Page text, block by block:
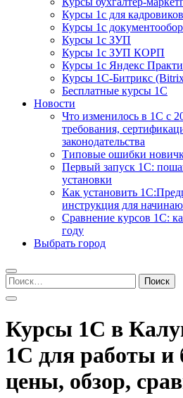
Курсы 1с для кадровиков
Курсы 1с
Курсы 1с ЗУП
Курсы 1с ЗУП КОРП
Курсы 1с Яндекс
Курсы 1С-Битрикс
Бесплатные курсы 1С
Новости
Что изменилось в 1С с
требования,
законодательства
Типовые ошибки
Первый запуск 1С:
установки
Как установить
инструкция для
Сравнение курсов 1С:
году
Выбрать город
Найти:
Курсы 1С в
1С для работы и
цены, обзор,